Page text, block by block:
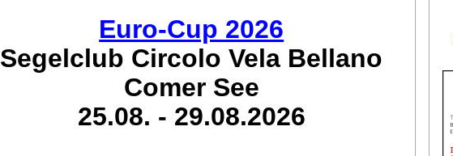
Euro-Cup 2026
Segelclub Circolo Vela Bellano
Comer See
25.08. - 29.08.2026